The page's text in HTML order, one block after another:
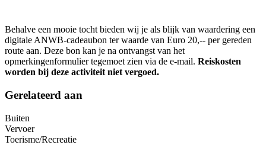
Behalve een mooie tocht bieden wij je als blijk van waardering een
digitale ANWB-cadeaubon ter waarde van Euro 20,-- per gereden
route aan. Deze bon kan je na ontvangst van het
opmerkingenformulier tegemoet zien via de e-mail. Reiskosten
worden bij deze activiteit niet vergoed.
Gerelateerd aan
Buiten
Vervoer
Toerisme/Recreatie